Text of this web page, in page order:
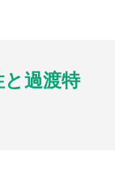
過渡特